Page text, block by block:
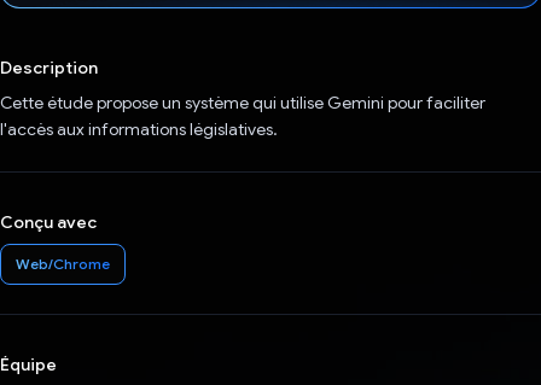
Description
Cette étude propose un système qui utilise Gemini pour faciliter
l'accès aux informations législatives.
Conçu avec
Web/Chrome
Équipe